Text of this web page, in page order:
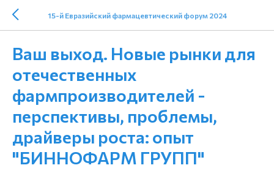
15-й Евразийский фармацевтический форум 2024
Ваш выход. Новые рынки для
отечественных
фармпроизводителей -
перспективы, проблемы,
драйверы роста: опыт
"БИННОФАРМ ГРУПП"